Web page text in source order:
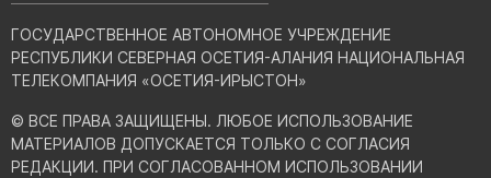
ГОСУДАРСТВЕННОЕ АВТОНОМНОЕ УЧРЕЖДЕНИЕ
РЕСПУБЛИКИ СЕВЕРНАЯ ОСЕТИЯ-АЛАНИЯ НАЦИОНАЛЬНАЯ
ТЕЛЕКОМПАНИЯ «ОСЕТИЯ-ИРЫСТОН»
© ВСЕ ПРАВА ЗАЩИЩЕНЫ. ЛЮБОЕ ИСПОЛЬЗОВАНИЕ
МАТЕРИАЛОВ ДОПУСКАЕТСЯ ТОЛЬКО С СОГЛАСИЯ
РЕДАКЦИИ. ПРИ СОГЛАСОВАННОМ ИСПОЛЬЗОВАНИИ